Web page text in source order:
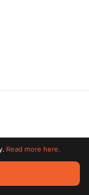
All trademarks
Read more here.